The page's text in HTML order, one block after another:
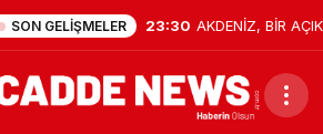
SON GELIŞMELER 23:30 AKDENİZ, BİR